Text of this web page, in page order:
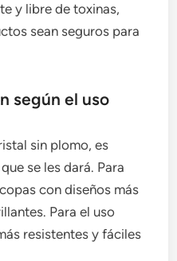
y libre de toxinas,
sean seguros para
según el uso
sin plomo, es
se les dará. Para
con diseños más
Para el uso
resistentes y fáciles